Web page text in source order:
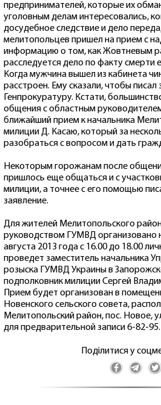
предпринимателей, которые их
уголовным делам интересовались,
досудебное следствие и дело
мелитопольцев пришел на прием с
информацию о том, как Жовтневым
расследуется дело по факту смерти
Когда мужчина вышел из кабинета
расстроен. Ему сказали, чтобы писал
Генпрокуратуру. Кстати,
общения с областным
ближайший прием к начальника
милиции Д. Касаю, который за
разобраться с вопросом и дать
Некоторым горожанам после
пришлось еще общаться и с
милиции, а точнее с его помощью
заявление.
Для жителей Мелитопольского
руководством ГУМВД организовано
августа 2013 года с 16.00 до 18.00
проведет заместитель начальника
розыска ГУМВД Украины в
подполковник милиции Сергей
Прием будет организован в
Новенского сельского совета,
Мелитопольский район, пос. Новое,
для предварительной записи 6-82-95.
Поділитися у